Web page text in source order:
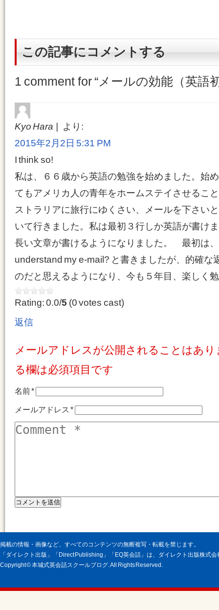
この記事にコメントする
1 comment for “メールの効能（英語
Kyo Hara
より:
2015年2月2日 5:31 PM
I think so!
私は、６６歳から英語の勉強を始めました。始
てもアメリカ人の青年をホームステイさせるこ
ストラリアに旅行にゆくさい、メールを下さい
いて行きました。私は最初３行しか英語が書け
長い文章が書けるようになりました。 最初は
understand my e-mail? と書きましたが、的確な
のだと思えるようになり、今も５年目、楽しく
Rating: 0.0/5 (0 votes cast)
返信
メールアドレスが公開されることはあ
る欄は必須項目です
名前*
メールアドレス*
掲載の情報・画像など、すべてのコンテンツの無断複写・転載を禁じます。
「ダイレクト出版」「Direct Publishing」「EQ英会話」は、ダイレクト出版株式
Copyright © 本城式英会話スクールブログ. All Rights Reserved.